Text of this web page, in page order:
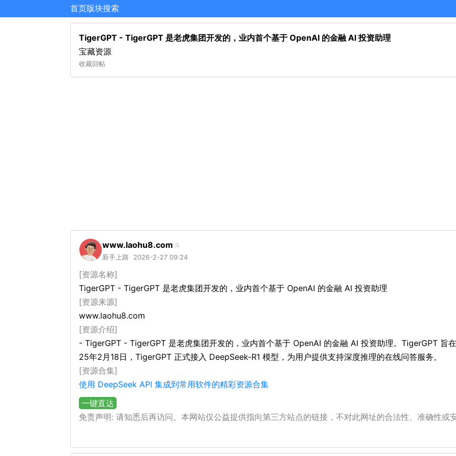
首页版块搜索
TigerGPT - TigerGPT 是老虎集团开发的，业内首个基于 OpenAI 的金融 AI 投资助理
宝藏资源
收藏回帖
www.laohu8.com
新手上路 2026-2-27 09:24
[资源名称]
TigerGPT - TigerGPT 是老虎集团开发的，业内首个基于 OpenAI 的金融 AI 投资助理
[资源来源]
www.laohu8.com
[资源介绍]
- TigerGPT - TigerGPT 是老虎集团开发的，业内首个基于 OpenAI 的金融 AI 投资助理。TigerGPT 旨
25年2月18日，TigerGPT 正式接入 DeepSeek-R1 模型，为用户提供支持深度推理的在线问答服务。
[资源合集]
使用 DeepSeek API 集成到常用软件的精彩资源合集
一键直达
免责声明: 请知悉后再访问。本网站仅公益提供指向第三方站点的链接，不对此网址的合法性、准确性或